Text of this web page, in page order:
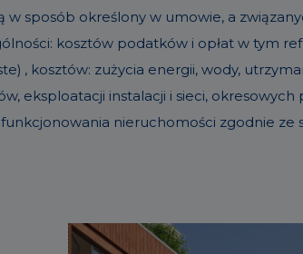
sposób określony w umowie, a
kosztów podatków i opłat w tym
, kosztów: zużycia energii, wody,
eksploatacji instalacji i sieci,
nieruchomości zgodnie